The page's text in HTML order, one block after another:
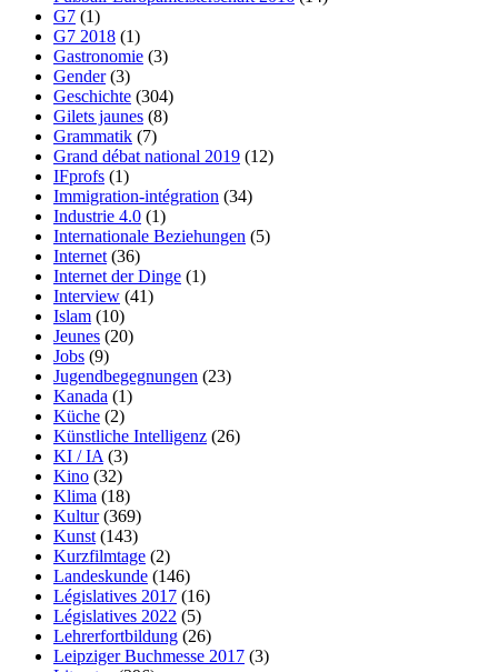
G7 (1)
G7 2018 (1)
Gastronomie (3)
Gender(3)
Geschichte (304)
Gilets jaunes (8)
Grammatik (7)
Grand débat national 2019 (12)
IFprofs (1)
Immigration-intégration (34)
Industrie 4.0 (1)
Internationale Beziehungen (5)
Internet (36)
Internet der Dinge (1)
Interview (41)
Islam (10)
Jeunes (20)
Jobs (9)
Jugendbegegnungen (23)
Kanada (1)
Küche (2)
Künstliche Intelligenz (26)
KI / IA (3)
Kino (32)
Klima (18)
Kultur(369)
Kunst (143)
Kurzfilmtage (2)
Landeskunde (146)
Législatives 2017 (16)
Législatives 2022 (5)
Lehrerfortbildung (26)
Leipziger Buchmesse 2017 (3)